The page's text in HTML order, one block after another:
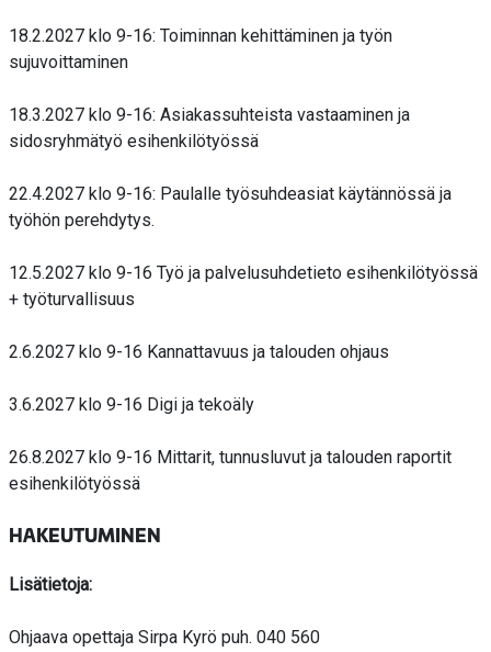
18.2.2027 klo 9-16: Toiminnan kehittäminen ja työn
sujuvoittaminen
18.3.2027 klo 9-16: Asiakassuhteista vastaaminen ja
sidosryhmätyö esihenkilötyössä
22.4.2027 klo 9-16: Paulalle työsuhdeasiat käytännössä ja
työhön perehdytys.
12.5.2027 klo 9-16 Työ ja palvelusuhdetieto esihenkilötyössä
+ työturvallisuus
2.6.2027 klo 9-16 Kannattavuus ja talouden ohjaus
3.6.2027 klo 9-16 Digi ja tekoäly
26.8.2027 klo 9-16 Mittarit, tunnusluvut ja talouden raportit
esihenkilötyössä
HAKEUTUMINEN
Lisätietoja:
Ohjaava opettaja Sirpa Kyrö puh. 040 560